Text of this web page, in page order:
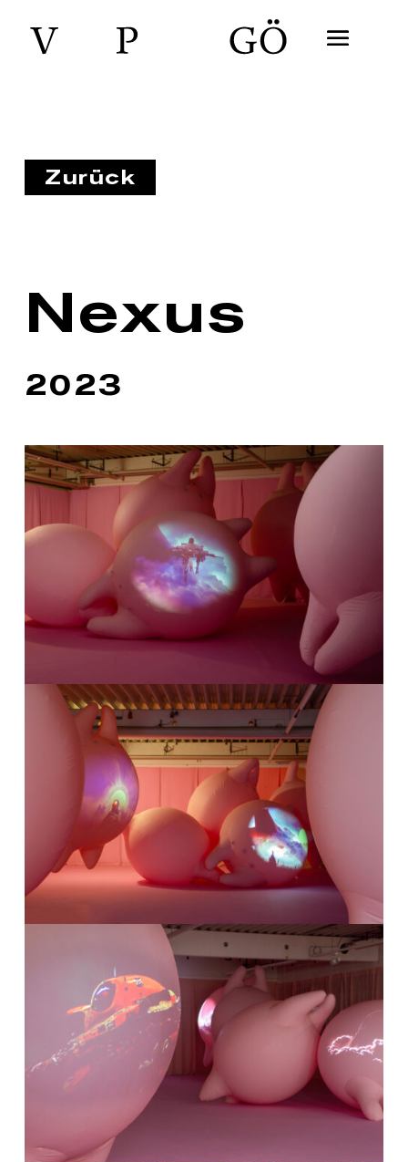
Zurück
Nexus
2023